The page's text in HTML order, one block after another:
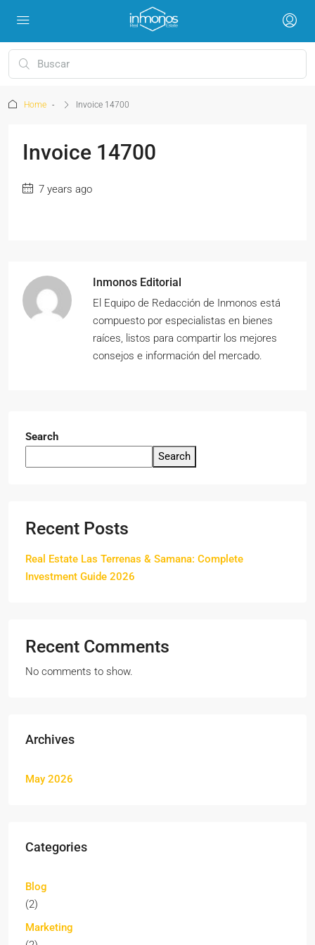
Home Invoice 14700
Invoice 14700
7 years ago
Inmonos Editorial
El Equipo de Redacción de Inmonos está
compuesto por especialistas en bienes
raíces, listos para compartir los mejores
consejos e información del mercado.
Search
Search
Recent Posts
Real Estate Las Terrenas & Samana: Complete
Investment Guide 2026
Recent Comments
No comments to show.
Archives
May 2026
Categories
Blog
(2)
Marketing